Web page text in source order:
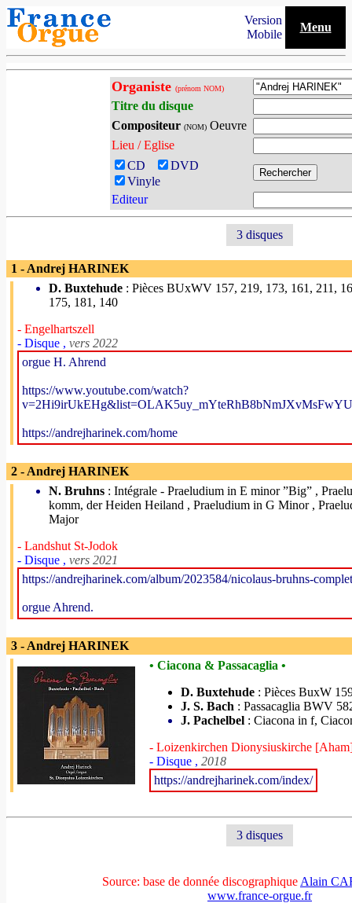
Version
Mobile
Menu
Organiste (prénom NOM)
Titre du disque
Compositeur (NOM) Oeuvre
Lieu / Eglise
CD
DVD
Vinyle
Editeur
3 disques
1 - Andrej HARINEK
D. Buxtehude : Pièces BUxWV 157, 219, 173, 161, 211,
175, 181, 140
- Engelhartszell
- Disque , vers 2022
orgue H. Ahrend
https://www.youtube.com/watch?
https://andrejharinek.com/home
2 - Andrej HARINEK
N. Bruhns : Intégrale - Praeludium in E minor ”Big” ,
komm, der Heiden Heiland , Praeludium in G Minor ,
Major
- Landshut St-Jodok
- Disque , vers 2021
https://andrejharinek.com/album/2023584/nicolaus-bruhns-
orgue Ahrend.
3 - Andrej HARINEK
• Ciacona & Passacaglia •
D. Buxtehude : Pièces BuxW
J. S. Bach : Passacaglia BWV
J. Pachelbel : Ciacona in f,
- Loizenkirchen Dionysiuskirche
- Disque , 2018
https://andrejharinek.com/index/
3 disques
Source: base de donnée discographique Alain
www.france-orgue.fr